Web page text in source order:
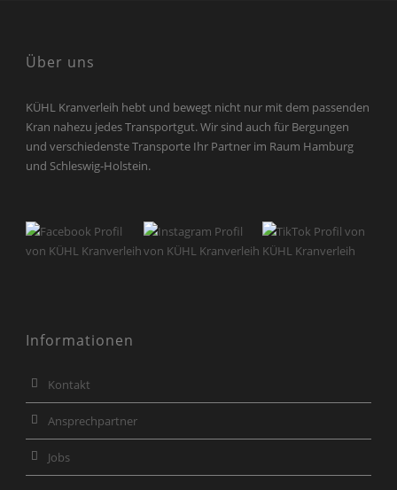
Über uns
KÜHL Kranverleih hebt und bewegt nicht nur mit dem passenden
Kran nahezu jedes Transportgut. Wir sind auch für Bergungen
und verschiedenste Transporte Ihr Partner im Raum Hamburg
und Schleswig-Holstein.
Informationen
Kontakt
Ansprechpartner
Jobs